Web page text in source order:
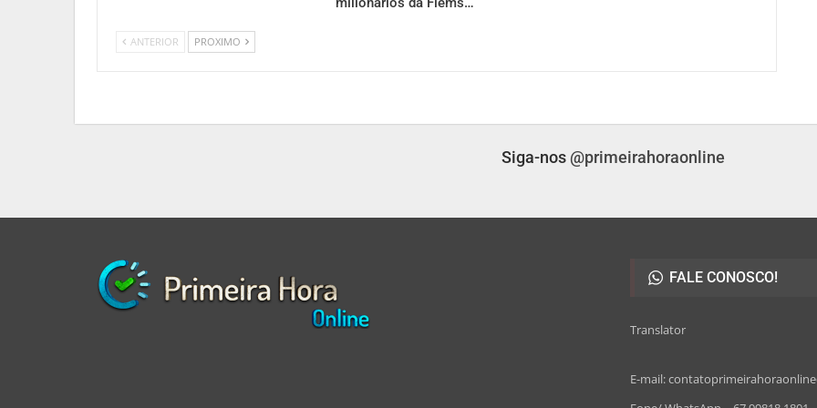
ANTERIOR PROXIMO
Siga-nos @primeirahoraonline
FALE CONOSCO!
Translator
E-mail: